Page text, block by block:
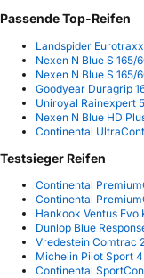
Passende Top-Reifen
Landspider
Nexen N Blue S 165/
Nexen N Blue S 165/
Goodyear Duragrip
Uniroyal Rainexpert
Nexen N Blue HD
Continental
Testsieger Reifen
Continental
Continental
Hankook Ventus Evo
Dunlop Blue
Vredestein Comtrac
Michelin Pilot Sport
Continental